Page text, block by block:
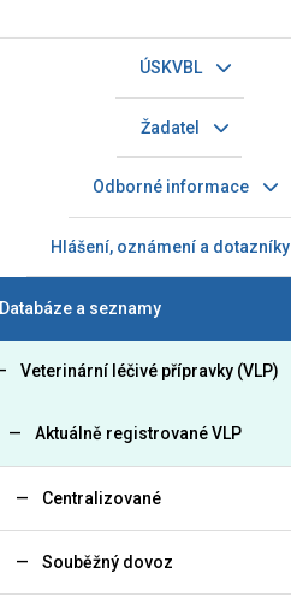
ÚSKVBL
Žadatel
Odborné informace
Hlášení, oznámení a dotazníky
Databáze a seznamy
Veterinární léčivé přípravky (VLP)
Aktuálně registrované VLP
Centralizované
Souběžný dovoz